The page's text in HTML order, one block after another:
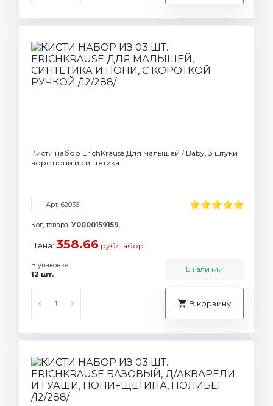
Кисти набор ErichKrause Для малышей / Baby, 3 штуки
ворс пони и синтетика
Арт. 62036
Код товара: У0000159159
Цена: 358.66 руб/набор
В упаковке:
12 шт.
В наличии
В корзину